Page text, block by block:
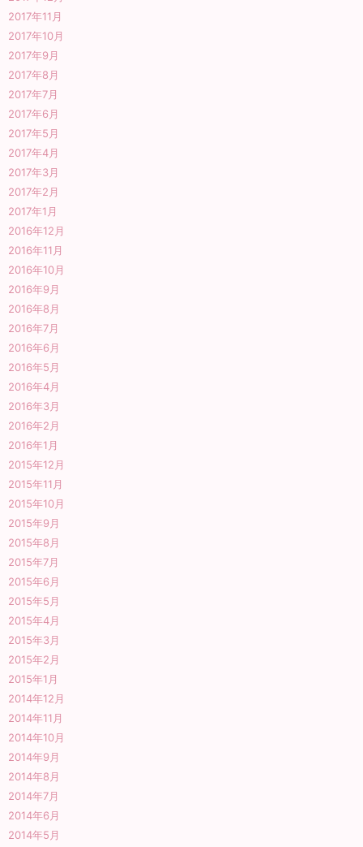
2017年11月
2017年10月
2017年9月
2017年8月
2017年7月
2017年6月
2017年5月
2017年4月
2017年3月
2017年2月
2017年1月
2016年12月
2016年11月
2016年10月
2016年9月
2016年8月
2016年7月
2016年6月
2016年5月
2016年4月
2016年3月
2016年2月
2016年1月
2015年12月
2015年11月
2015年10月
2015年9月
2015年8月
2015年7月
2015年6月
2015年5月
2015年4月
2015年3月
2015年2月
2015年1月
2014年12月
2014年11月
2014年10月
2014年9月
2014年8月
2014年7月
2014年6月
2014年5月